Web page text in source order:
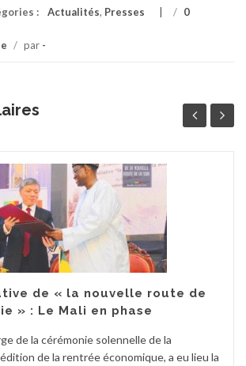
: Actualités, Presses / 0
/ par -
de « la nouvelle route de
» : Le Mali en phase
de la cérémonie solennelle de la
de la rentrée économique, a eu lieu la